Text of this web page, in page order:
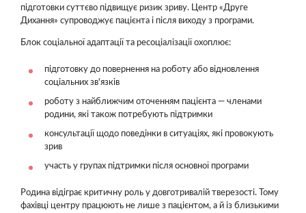
підготовки суттєво підвищує ризик зриву. Центр «Друге
Дихання» супроводжує пацієнта і після виходу з програми.
Блок соціальної адаптації та ресоціалізації охоплює:
підготовку до повернення на роботу або відновлення
соціальних зв'язків
роботу з найближчим оточенням пацієнта — членами
родини, які також потребують підтримки
консультації щодо поведінки в ситуаціях, які провокують
зрив
участь у групах підтримки після основної програми
Родина відіграє критичну роль у довготривалій тверезості. Тому
фахівці центру працюють не лише з пацієнтом, а й із близькими